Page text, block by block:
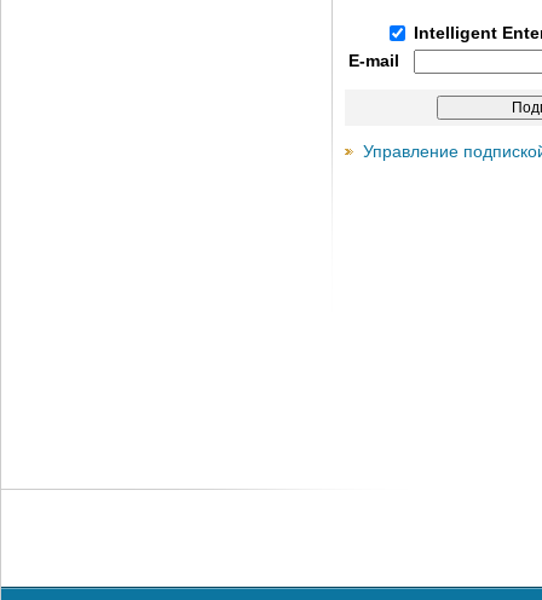
Intelligent
E-mail
Управление